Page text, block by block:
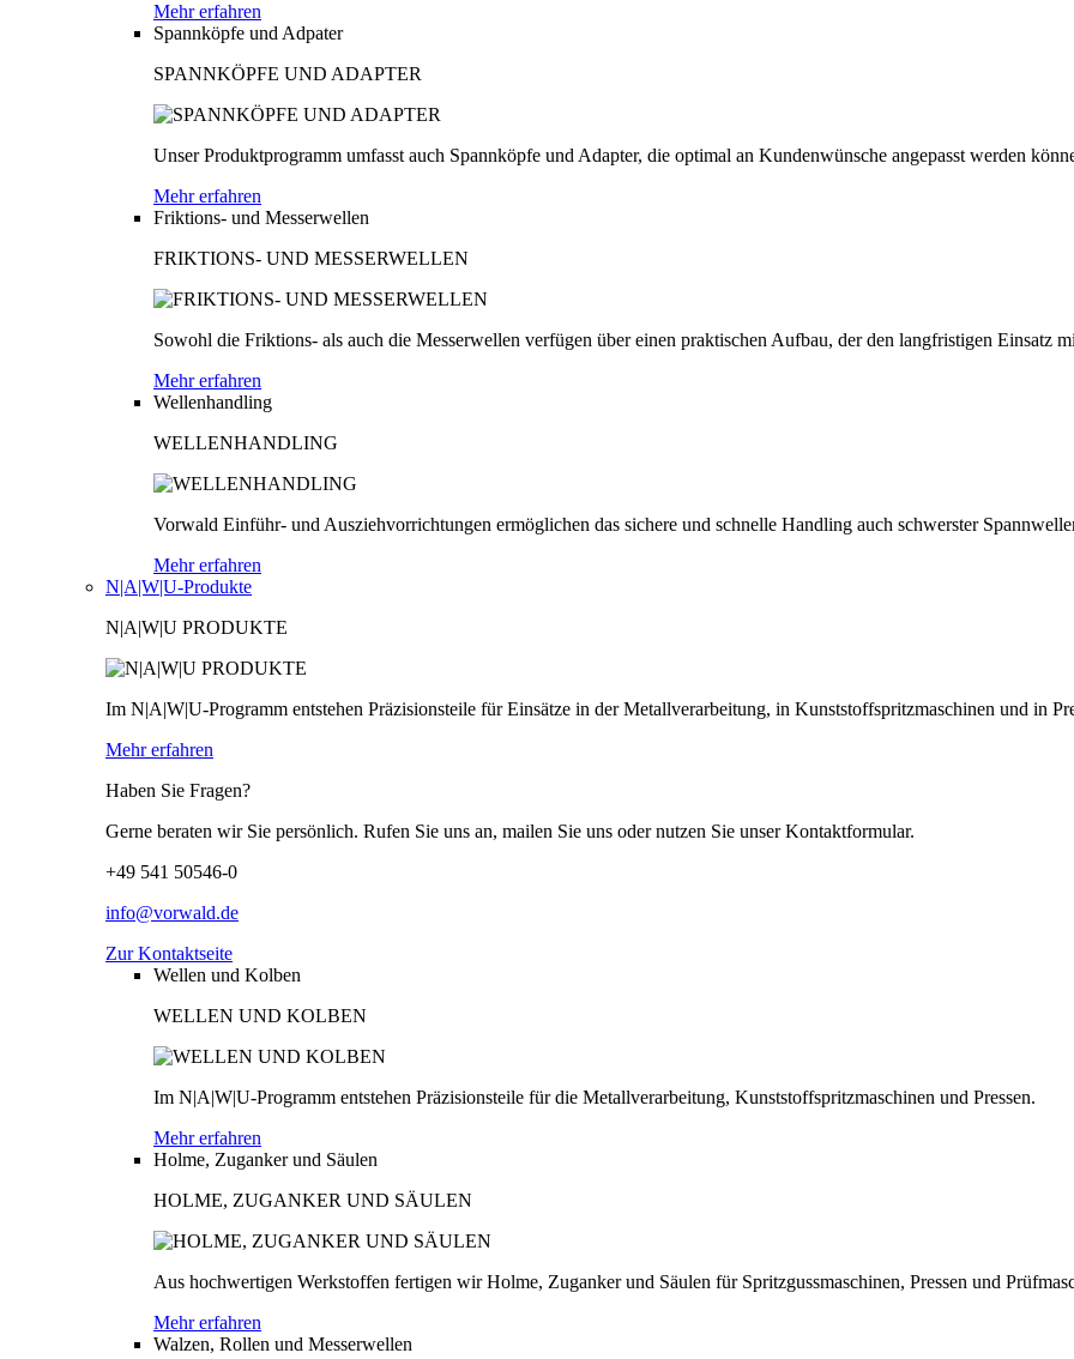
Mehr erfahren
Spannköpfe und Adpater
SPANNKÖPFE UND ADAPTER
Unser Produktprogramm umfasst auch Spannköpfe und Adapter, die optimal an Kundenwünsche angepasst werden
Mehr erfahren
Friktions- und Messerwellen
FRIKTIONS- UND MESSERWELLEN
Sowohl die Friktions- als auch die Messerwellen verfügen über einen praktischen Aufbau, der den langfristigen Einsatz
Mehr erfahren
Wellenhandling
WELLENHANDLING
Vorwald Einführ- und Ausziehvorrichtungen ermöglichen das sichere und schnelle Handling auch schwerster
Mehr erfahren
N|A|W|U-Produkte
N|A|W|U PRODUKTE
Im N|A|W|U-Programm entstehen Präzisionsteile für Einsätze in der Metallverarbeitung, in Kunststoffspritzmaschinen und in
Mehr erfahren
Haben Sie Fragen?
Gerne beraten wir Sie persönlich. Rufen Sie uns an, mailen Sie uns oder nutzen Sie unser Kontaktformular.
+49 541 50546-0
info@vorwald.de
Zur Kontaktseite
Wellen und Kolben
WELLEN UND KOLBEN
Im N|A|W|U-Programm entstehen Präzisionsteile für die Metallverarbeitung, Kunststoffspritzmaschinen und Pressen.
Mehr erfahren
Holme, Zuganker und Säulen
HOLME, ZUGANKER UND SÄULEN
Aus hochwertigen Werkstoffen fertigen wir Holme, Zuganker und Säulen für Spritzgussmaschinen, Pressen und
Mehr erfahren
Walzen, Rollen und Messerwellen